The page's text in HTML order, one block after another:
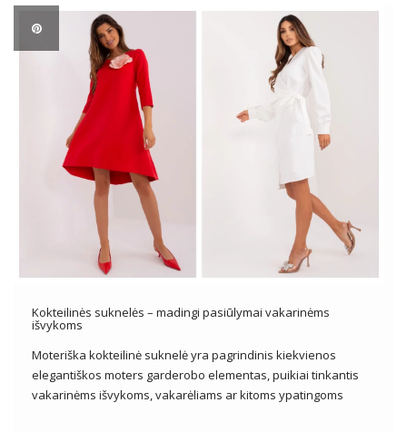
Kokteilinės suknelės – madingi pasiūlymai vakarinėms
išvykoms
Moteriška kokteilinė suknelė yra pagrindinis kiekvienos
elegantiškos moters garderobo elementas, puikiai tinkantis
vakarinėms išvykoms, vakarėliams ar kitoms ypatingoms